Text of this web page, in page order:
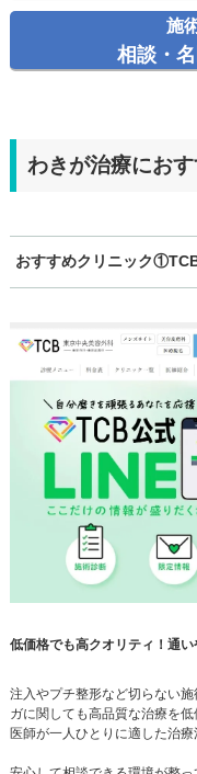
施
相談・
わきが治療にお
おすすめクリニック
低価格でも高クオリティ！通い
注入やプチ整形など切らない
ガに関しても高品質な治療を
医師が一人ひとりに適した治療